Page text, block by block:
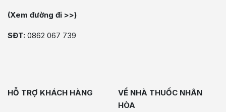
(Xem đường đi >>)
SĐT: 0862 067 739
HỖ TRỢ KHÁCH HÀNG
VỀ NHÀ THUỐC NHÂN
HÒA